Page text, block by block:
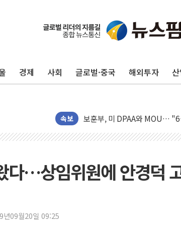
경제 사회 글로벌·중국 해외투자
속보
[사진] 이슬람 수니파 3개국, 공
보훈부, 미 DPAA와 MOU…
트럼프 "금리 내려야"…파월 때
李 "해남 태양광, 대한민국
李 대통령, '6시간 마라톤 부
트럼프, 中 겨냥 폴리실리콘
이란와이어 "이란 최고지도
다…상임위원에 안경덕
년09월20일 09:25